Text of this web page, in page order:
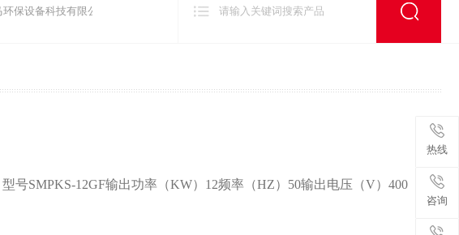
设备科技有限公司：柴油农用工程三轮车、雾炮车、灰斗车
12GF输出功率（KW）12频率（HZ）50输出电压（V）400
热线
咨询